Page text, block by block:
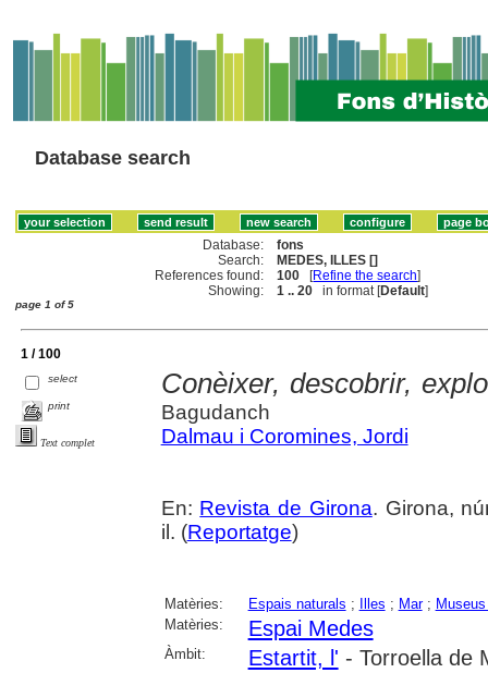
Database search
Database:
fons
Search:
MEDES, ILLES []
References found:
100 [Refine the search]
Showing:
1 .. 20 in format [Default]
page 1 of 5
1 / 100
select
print
Text complet
Conèixer, descobrir,
Bagudanch
Dalmau i Coromines, Jordi
En: Revista de Girona. Girona,
il. (Reportatge)
Matèries: Espais naturals ; Illes ; Mar;
Matèries:
Espai Medes
Àmbit: Estartit, l' - Torroella de